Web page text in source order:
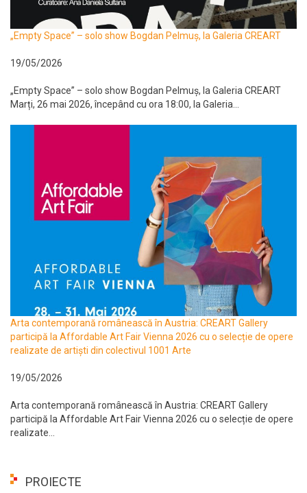
„Empty Space” – solo show Bogdan Pelmuș, la Galeria CREART
19/05/2026
„Empty Space” – solo show Bogdan Pelmuș, la Galeria CREART
Marți, 26 mai 2026, începând cu ora 18:00, la Galeria...
Arta contemporană românească în Austria: CREART Gallery
participă la Affordable Art Fair Vienna 2026 cu o selecție de opere
realizate de artiști din colectivul 1001 Arte
19/05/2026
Arta contemporană românească în Austria: CREART Gallery
participă la Affordable Art Fair Vienna 2026 cu o selecție de opere
realizate...
PROIECTE